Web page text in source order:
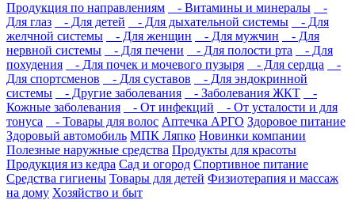
Продукция по направлениям
- Витамины и минералы
-
Для глаз
- Для детей - Для дыхательной системы
- Для
желчной системы
- Для женщин - Для мужчин
- Для
нервной системы
- Для печени - Для полости рта
- Для
похудения
- Для почек и мочевого пузыря - Для сердца
-
Для спортсменов
- Для суставов
- Для эндокринной
системы
- Другие заболевания - Заболевания ЖКТ
-
Кожные заболевания
- От инфекций
- От усталости и для
тонуса
- Товары для волос Аптечка АРГО Здоровое питание
Здоровый автомобиль МПК Ляпко Новинки компании
Полезные наружные средства Продукты для красоты
Продукция из кедра Сад и огород Спортивное питание
Средства гигиены Товары для детей Физиотерапия и массаж
на дому Хозяйство и быт